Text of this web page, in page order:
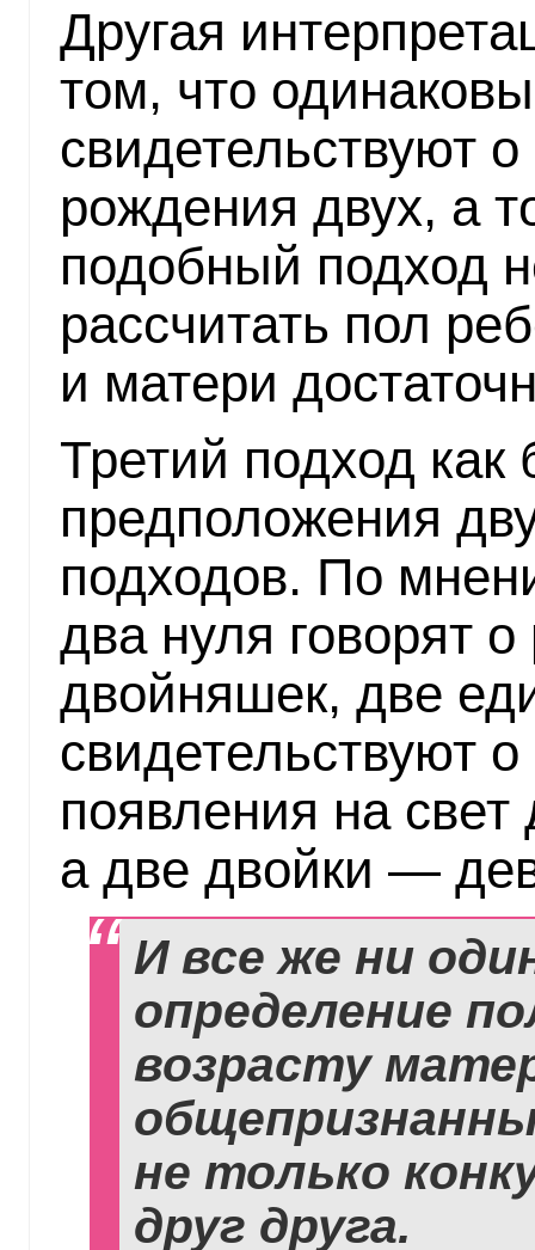
Другая
том, что
свидетельствуют
рождения двух, а
подобный подход
рассчитать пол
и матери
Третий подход как
предположения
подходов. По
два нуля говорят
двойняшек, две
свидетельствуют
появления на
а две двойки —
И все же ни
определение
возрасту
не только
друг друга.